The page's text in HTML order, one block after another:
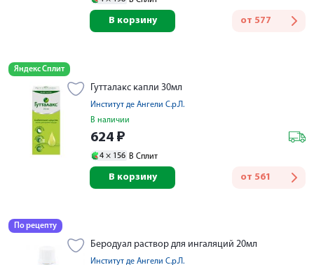
от 577
В корзину
Яндекс Сплит
Гутталакс капли 30мл
Институт де Ангели С.р.Л.
В наличии
624 ₽
4 × 156 В Сплит
от 561
В корзину
По рецепту
Беродуал раствор для ингаляций 20мл
Институт де Ангели С.р.Л.